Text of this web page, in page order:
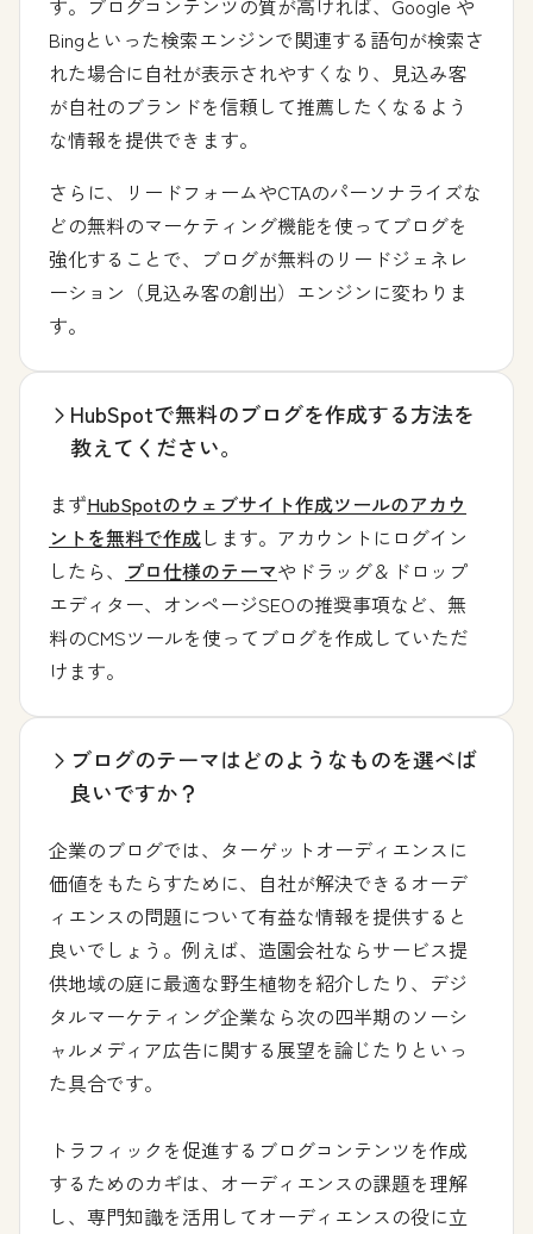
す。ブログコンテンツの質が高ければ、Google や
Bingといった検索エンジンで関連する語句が検索さ
れた場合に自社が表示されやすくなり、見込み客
が自社のブランドを信頼して推薦したくなるよう
な情報を提供できます。
さらに、リードフォームやCTAのパーソナライズな
どの無料のマーケティング機能を使ってブログを
強化することで、ブログが無料のリードジェネレ
ーション（見込み客の創出）エンジンに変わりま
す。
HubSpotで無料のブログを作成する方法を
教えてください。
まずHubSpotのウェブサイト作成ツールのアカウ
ントを無料で作成します。アカウントにログイン
したら、 プロ仕様のテーマやドラッグ＆ドロップ
エディター、オンページSEOの推奨事項など、無
料のCMSツールを使ってブログを作成していただ
けます。
ブログのテーマはどのようなものを選べば
良いですか？
企業のブログでは、ターゲットオーディエンスに
価値をもたらすために、自社が解決できるオーデ
ィエンスの問題について有益な情報を提供すると
良いでしょう。例えば、造園会社ならサービス提
供地域の庭に最適な野生植物を紹介したり、デジ
タルマーケティング企業なら次の四半期のソーシ
ャルメディア広告に関する展望を論じたりといっ
た具合です。
トラフィックを促進するブログコンテンツを作成
するためのカギは、オーディエンスの課題を理解
し、専門知識を活用してオーディエンスの役に立